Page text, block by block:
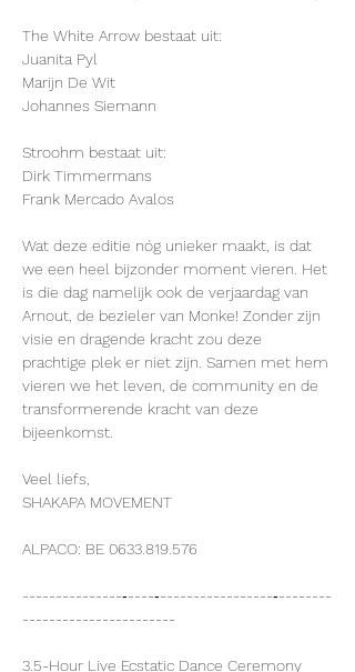
The White Arrow bestaat uit:
Juanita Pyl
Marijn De Wit
Johannes Siemann
Stroohm bestaat uit:
Dirk Timmermans
Frank Mercado Avalos
Wat deze editie nóg unieker maakt, is dat
we een heel bijzonder moment vieren. Het
is die dag namelijk ook de verjaardag van
Arnout, de bezieler van Monke! Zonder zijn
visie en dragende kracht zou deze
prachtige plek er niet zijn. Samen met hem
vieren we het leven, de community en de
transformerende kracht van deze
bijeenkomst.
Veel liefs,
SHAKAPA MOVEMENT
ALPACO: BE 0633.819.576
---------------‐----‐-----------------‐--------
-----------------------
3.5-Hour Live Ecstatic Dance Ceremony